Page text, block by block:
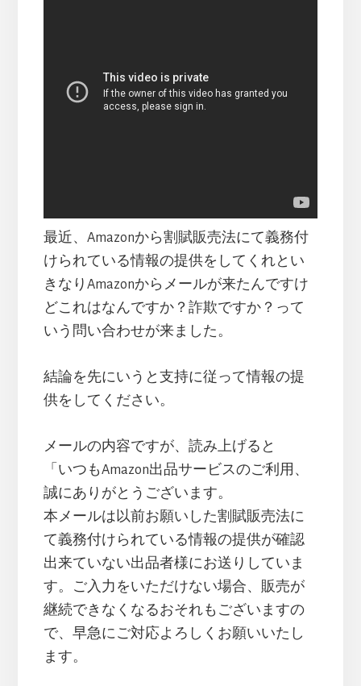
最近、Amazonから割賦販売法にて義務付
けられている情報の提供をしてくれとい
きなりAmazonからメールが来たんですけ
どこれはなんですか？詐欺ですか？って
いう問い合わせが来ました。
結論を先にいうと支持に従って情報の提
供をしてください。
メールの内容ですが、読み上げると
「いつもAmazon出品サービスのご利用、
誠にありがとうございます。
本メールは以前お願いした割賦販売法に
て義務付けられている情報の提供が確認
出来ていない出品者様にお送りしていま
す。ご入力をいただけない場合、販売が
継続できなくなるおそれもございますの
で、早急にご対応よろしくお願いいたし
ます。